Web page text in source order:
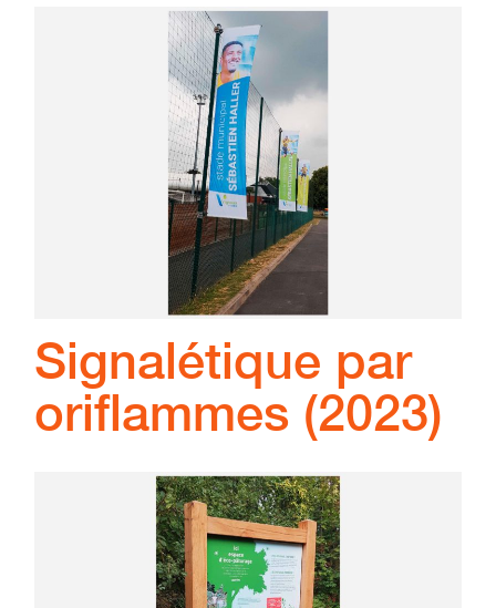
Signalétique par
oriflammes (2023)